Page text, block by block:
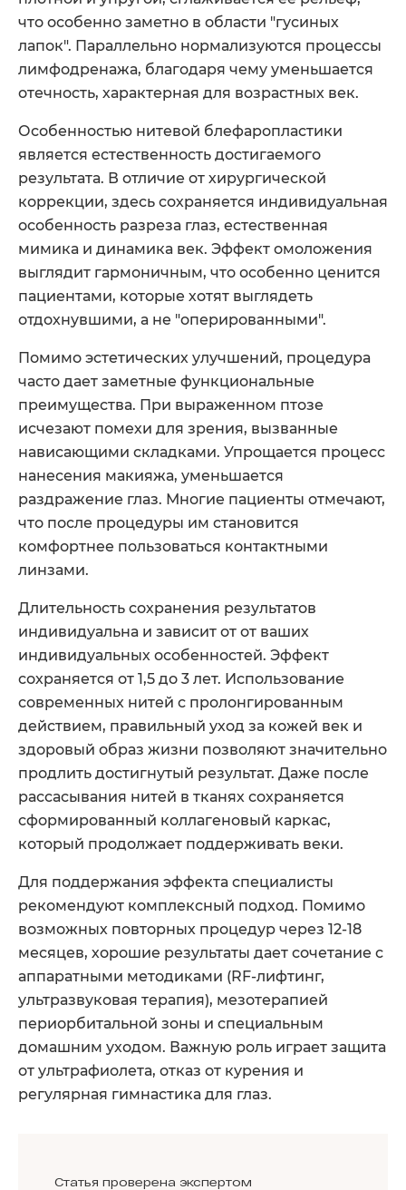
что особенно заметно в области "гусиных
лапок". Параллельно нормализуются процессы
лимфодренажа, благодаря чему уменьшается
отечность, характерная для возрастных век.
Особенностью нитевой блефаропластики
является естественность достигаемого
результата. В отличие от хирургической
коррекции, здесь сохраняется индивидуальная
особенность разреза глаз, естественная
мимика и динамика век. Эффект омоложения
выглядит гармоничным, что особенно ценится
пациентами, которые хотят выглядеть
отдохнувшими, а не "оперированными".
Помимо эстетических улучшений, процедура
часто дает заметные функциональные
преимущества. При выраженном птозе
исчезают помехи для зрения, вызванные
нависающими складками. Упрощается процесс
нанесения макияжа, уменьшается
раздражение глаз. Многие пациенты отмечают,
что после процедуры им становится
комфортнее пользоваться контактными
линзами.
Длительность сохранения результатов
индивидуальна и зависит от от ваших
индивидуальных особенностей. Эффект
сохраняется от 1,5 до 3 лет. Использование
современных нитей с пролонгированным
действием, правильный уход за кожей век и
здоровый образ жизни позволяют значительно
продлить достигнутый результат. Даже после
рассасывания нитей в тканях сохраняется
сформированный коллагеновый каркас,
который продолжает поддерживать веки.
Для поддержания эффекта специалисты
рекомендуют комплексный подход. Помимо
возможных повторных процедур через 12-18
месяцев, хорошие результаты дает сочетание с
аппаратными методиками (RF-лифтинг,
ультразвуковая терапия), мезотерапией
периорбитальной зоны и специальным
домашним уходом. Важную роль играет защита
от ультрафиолета, отказ от курения и
регулярная гимнастика для глаз.
Статья проверена экспертом